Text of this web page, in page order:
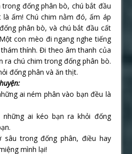
trong đống phân bò, chú bắt đầu
ấm! Chú chim nằm đó, ấm áp
phân bò, và chú bắt đầu cất
con mèo đi ngang nghe tiếng
thính. Đi theo âm thanh của
ra chú chim trong đống phân bò.
đống phân và ăn thịt.
ai ném phân vào bạn đều là
ai kéo bạn ra khỏi đống
sâu trong đống phân, điều hay
mình lại!